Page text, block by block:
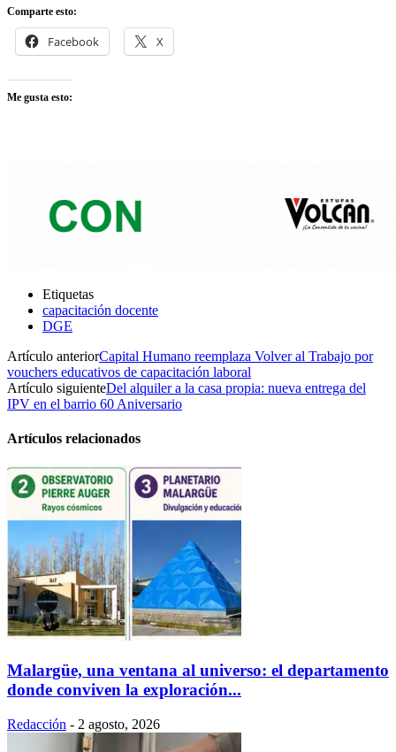
Comparte esto:
Facebook X
Me gusta esto:
Etiquetas
capacitación docente
DGE
Artículo anteriorCapital Humano reemplaza Volver al Trabajo por
vouchers educativos de capacitación laboral
Artículo siguienteDel alquiler a la casa propia: nueva entrega del
IPV en el barrio 60 Aniversario
Artículos relacionados
Malargüe, una ventana al universo: el departamento
donde conviven la exploración...
Redacción - 2 agosto, 2026